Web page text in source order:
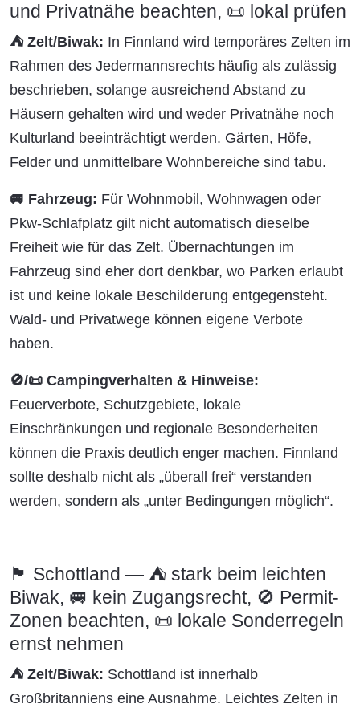
und Privatnähe beachten, 📜 lokal prüfen
⛺ Zelt/Biwak: In Finnland wird temporäres Zelten im
Rahmen des Jedermannsrechts häufig als zulässig
beschrieben, solange ausreichend Abstand zu
Häusern gehalten wird und weder Privatnähe noch
Kulturland beeinträchtigt werden. Gärten, Höfe,
Felder und unmittelbare Wohnbereiche sind tabu.
🚐 Fahrzeug: Für Wohnmobil, Wohnwagen oder
Pkw-Schlafplatz gilt nicht automatisch dieselbe
Freiheit wie für das Zelt. Übernachtungen im
Fahrzeug sind eher dort denkbar, wo Parken erlaubt
ist und keine lokale Beschilderung entgegensteht.
Wald- und Privatwege können eigene Verbote
haben.
🚫/📜 Campingverhalten & Hinweise:
Feuerverbote, Schutzgebiete, lokale
Einschränkungen und regionale Besonderheiten
können die Praxis deutlich enger machen. Finnland
sollte deshalb nicht als „überall frei“ verstanden
werden, sondern als „unter Bedingungen möglich“.
🏴 Schottland — ⛺ stark beim leichten
Biwak, 🚐 kein Zugangsrecht, 🚫 Permit-
Zonen beachten, 📜 lokale Sonderregeln
ernst nehmen
⛺ Zelt/Biwak: Schottland ist innerhalb
Großbritanniens eine Ausnahme. Leichtes Zelten in